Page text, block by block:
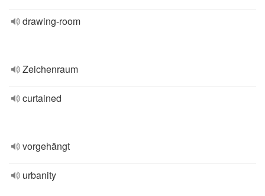
drawing-room
Zeichenraum
curtained
vorgehängt
urbanity